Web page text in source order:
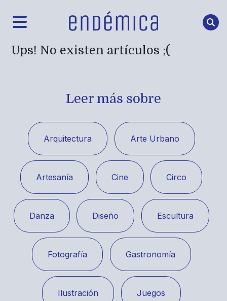
Ups! No existen artículos ;(
Leer más sobre
Arquitectura Arte Urbano
Artesanía Cine Circo
Danza Diseño Escultura
Fotografía Gastronomía
Ilustración Juegos